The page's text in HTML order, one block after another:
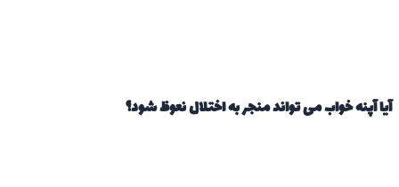
آیا آپنه خواب می تواند منجر به اختلال نعوظ شود؟